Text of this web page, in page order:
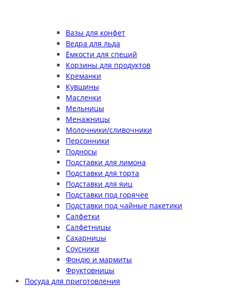
Вазы для конфет
Ведра для льда
Ёмкости для специй
Корзины для продуктов
Креманки
Кувшины
Масленки
Мельницы
Менажницы
Молочники/сливочники
Персонники
Подносы
Подставки для лимона
Подставки для торта
Подставки для яиц
Подставки под горячее
Подставки под чайные пакетики
Салфетки
Салфетницы
Сахарницы
Соусники
Фондю и мармиты
Фруктовницы
Посуда для приготовления